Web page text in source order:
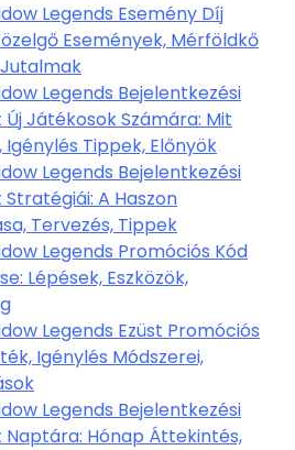
Legends Esemény Díj
Események, Mérföldkő
Legends Bejelentkezési
Játékosok Számára: Mit
Igénylés Tippek, Előnyök
Legends Bejelentkezési
A Haszon
Tervezés, Tippek
Legends Promóciós Kód
Lépések, Eszközök,
Legends Ezüst Promóciós
Igénylés Módszerei,
Legends Bejelentkezési
Hónap Áttekintés,